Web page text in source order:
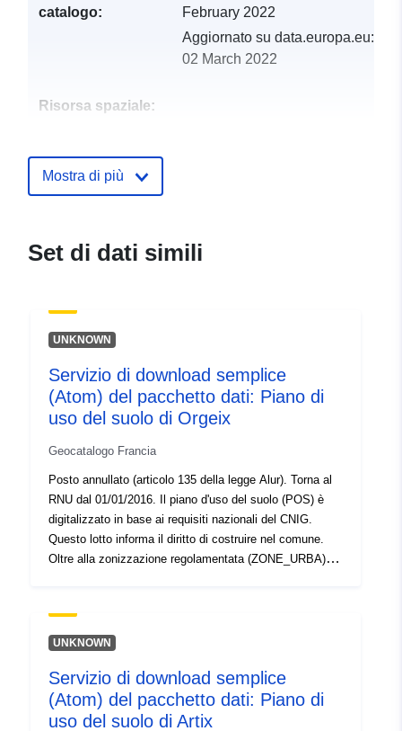
catalogo:
February 2022
Aggiornato su data.europa.eu:
02 March 2022
Risorsa spaziale:
bb6568261740
Tipo:
Risorsa:
http://inspire.ec.europa.eu/
codelist/ResourceType/services
Mostra di più
Set di dati simili
UNKNOWN
Servizio di download semplice
(Atom) del pacchetto dati: Piano di
uso del suolo di Orgeix
Geocatalogo Francia
Posto annullato (articolo 135 della legge Alur). Torna al
RNU dal 01/01/2016. Il piano d'uso del suolo (POS) è
digitalizzato in base ai requisiti nazionali del CNIG.
Questo lotto informa il diritto di costruire nel comune.
Oltre alla zonizzazione regolamentata (ZONE_URBA),
sulla superficie (INFO_SURF).
UNKNOWN
Servizio di download semplice
(Atom) del pacchetto dati: Piano di
uso del suolo di Artix